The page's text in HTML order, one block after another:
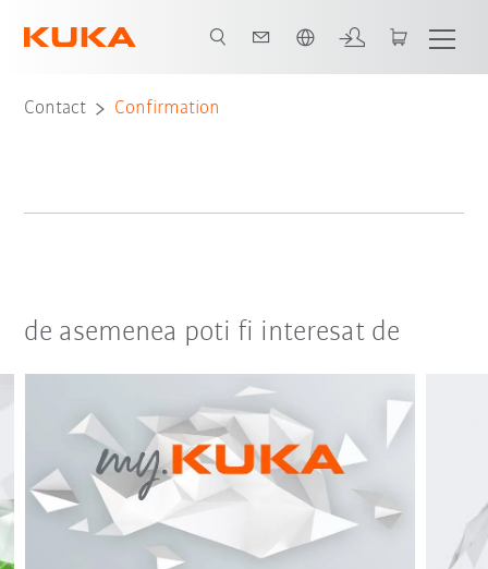
Contact Confirmation
de asemenea poti fi interesat de